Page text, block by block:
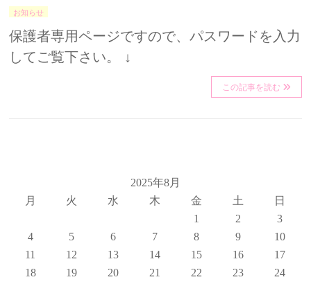
お知らせ
保護者専用ページですので、パスワードを入力
してご覧下さい。 ↓
この記事を読む
2025年8月
月
火 水 木 金 土
日
1
2
3
4
5 6 7 8 9
10
11
12 13 14 15 16
17
18
19 20 21 22 23
24